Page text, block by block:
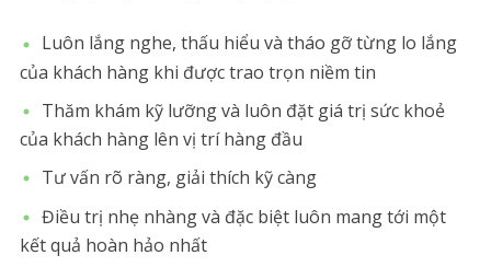
Luôn lắng nghe, thấu hiểu và tháo gỡ từng lo lắng
của khách hàng khi được trao trọn niềm tin
Thăm khám kỹ lưỡng và luôn đặt giá trị sức khoẻ
của khách hàng lên vị trí hàng đầu
Tư vấn rõ ràng, giải thích kỹ càng
Điều trị nhẹ nhàng và đặc biệt luôn mang tới một
kết quả hoàn hảo nhất